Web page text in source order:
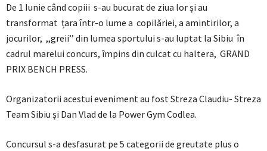
De 1 Iunie când copiii s-au bucurat de ziua lor și au
transformat țara într-o lume a copilăriei, a amintirilor, a
jocurilor, ,,greii’’ din lumea sportului s-au luptat la Sibiu în
cadrul marelui concurs, împins din culcat cu haltera, GRAND
PRIX BENCH PRESS.
Organizatorii acestui eveniment au fost Streza Claudiu- Streza
Team Sibiu și Dan Vlad de la Power Gym Codlea.
Concursul s-a desfasurat pe 5 categorii de greutate plus o